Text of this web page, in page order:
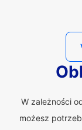
W zależności
możesz